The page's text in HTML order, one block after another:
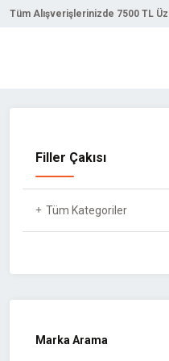
Tüm Alışverişlerinizde 7500 TL
Filler Çakısı
Tüm Kategoriler
Marka Arama